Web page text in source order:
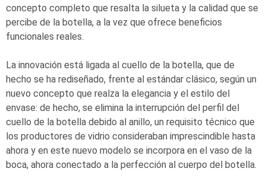
concepto completo que resalta la silueta y la calidad que se
percibe de la botella, a la vez que ofrece beneficios
funcionales reales.
La innovación está ligada al cuello de la botella, que de
hecho se ha rediseñado, frente al estándar clásico, según un
nuevo concepto que realza la elegancia y el estilo del
envase: de hecho, se elimina la interrupción del perfil del
cuello de la botella debido al anillo, un requisito técnico que
los productores de vidrio consideraban imprescindible hasta
ahora y en este nuevo modelo se incorpora en el vaso de la
boca, ahora conectado a la perfección al cuerpo del botella.